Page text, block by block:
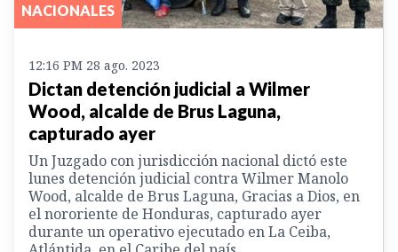
NACIONALES
12:16 PM 28 ago. 2023
Dictan detención judicial a Wilmer
Wood, alcalde de Brus Laguna,
capturado ayer
Un Juzgado con jurisdicción nacional dictó este
lunes detención judicial contra Wilmer Manolo
Wood, alcalde de Brus Laguna, Gracias a Dios, en
el nororiente de Honduras, capturado ayer
durante un operativo ejecutado en La Ceiba,